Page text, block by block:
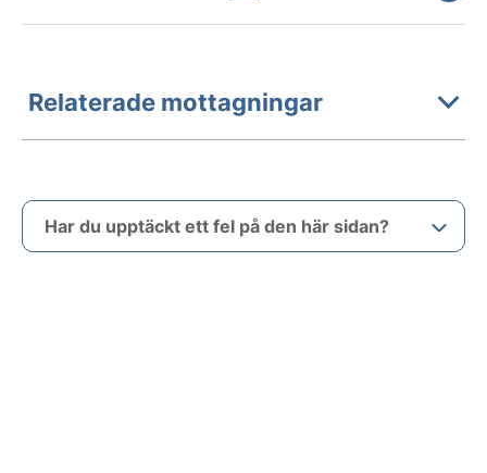
Relaterade mottagningar
Har du upptäckt ett fel på den här sidan?